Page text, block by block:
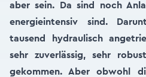
aber sein. Da sind noch
energieintensiv sind.
tausend hydraulisch
sehr zuverlässig, sehr
gekommen. Aber obwohl